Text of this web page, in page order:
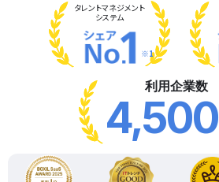
タレントマネジメント
システム
※1
利用企業数
4,500